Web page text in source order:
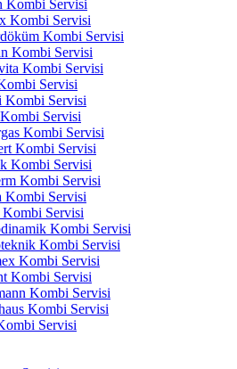
Kombi Servisi
Kombi Servisi
Kombi Servisi
Kombi Servisi
Kombi Servisi
Servisi
Kombi Servisi
Servisi
Kombi Servisi
Kombi Servisi
Kombi Servisi
Kombi Servisi
Kombi Servisi
Kombi Servisi
Kombi Servisi
Kombi Servisi
Kombi Servisi
Kombi Servisi
Kombi Servisi
Kombi Servisi
Servisi